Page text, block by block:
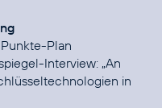
Plan
Interview: „An
in